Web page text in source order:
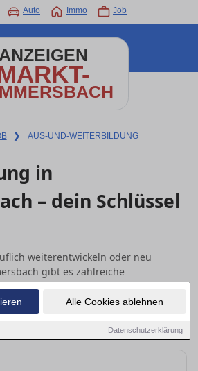
Alle Cookies ablehnen
Datenschutzerklärung
Auto Immo Job
ANZEIGEN
❯ AUS-UND-WEITERBILDUNG
in
– dein Schlüssel
weiterentwickeln oder neu
gibt es zahlreiche
über Qualifizierungen
und Fernstudienangeboten. Hier
Schritt-für-Schritt-Hilfe für deine
lokale wie überregionale Anbieter.